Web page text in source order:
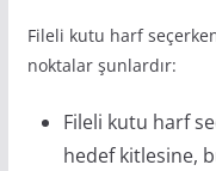
Fileli kutu harf
noktalar şunlardır:
Fileli kutu harf
hedef kitlesine,